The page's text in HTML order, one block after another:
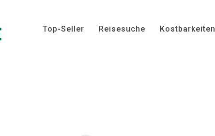
Top-Seller Reisesuche Kostbarkeiten